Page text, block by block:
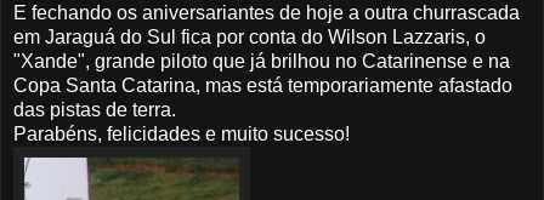
E fechando os aniversariantes de hoje a outra churrascada
em Jaraguá do Sul fica por conta do Wilson Lazzaris, o
"Xande", grande piloto que já brilhou no Catarinense e na
Copa Santa Catarina, mas está temporariamente afastado
das pistas de terra.
Parabéns, felicidades e muito sucesso!